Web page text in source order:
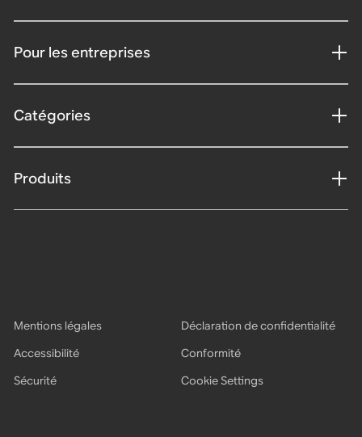
Pour les entreprises
Catégories
Produits
Mentions légales
Déclaration de confidentialité
Accessibilité
Conformité
Sécurité
Cookie Settings